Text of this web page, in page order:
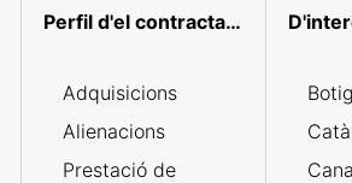
Perfil d'el contractant
Adquisicions
Alienacions
Prestació de